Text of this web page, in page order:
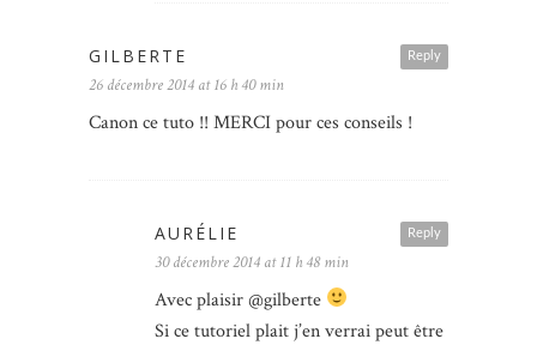
Reply
GILBERTE
26 décembre 2014 at 16 h 40 min
Canon ce tuto !! MERCI pour ces conseils !
Reply
AURÉLIE
30 décembre 2014 at 11 h 48 min
Avec plaisir @gilberte
Si ce tutoriel plait j’en verrai peut être